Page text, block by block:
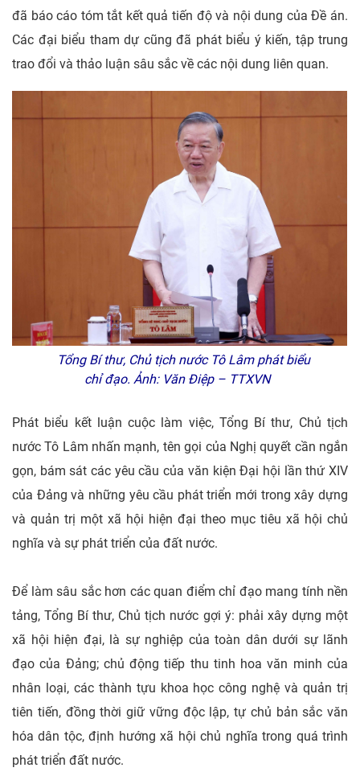
đã báo cáo tóm tắt kết quả tiến độ và nội dung của Đề án.
Các đại biểu tham dự cũng đã phát biểu ý kiến, tập trung
trao đổi và thảo luận sâu sắc về các nội dung liên quan.
Tổng Bí thư, Chủ tịch nước Tô Lâm phát biểu
chỉ đạo. Ảnh: Văn Điệp – TTXVN
Phát biểu kết luận cuộc làm việc, Tổng Bí thư, Chủ tịch
nước Tô Lâm nhấn mạnh, tên gọi của Nghị quyết cần ngắn
gọn, bám sát các yêu cầu của văn kiện Đại hội lần thứ XIV
của Đảng và những yêu cầu phát triển mới trong xây dựng
và quản trị một xã hội hiện đại theo mục tiêu xã hội chủ
nghĩa và sự phát triển của đất nước.
Để làm sâu sắc hơn các quan điểm chỉ đạo mang tính nền
tảng, Tổng Bí thư, Chủ tịch nước gợi ý: phải xây dựng một
xã hội hiện đại, là sự nghiệp của toàn dân dưới sự lãnh
đạo của Đảng; chủ động tiếp thu tinh hoa văn minh của
nhân loại, các thành tựu khoa học công nghệ và quản trị
tiên tiến, đồng thời giữ vững độc lập, tự chủ bản sắc văn
hóa dân tộc, định hướng xã hội chủ nghĩa trong quá trình
phát triển đất nước.